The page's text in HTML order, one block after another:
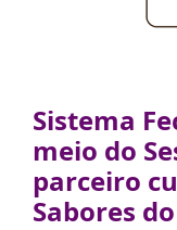
Sistema
meio do
parceiro
Sabores